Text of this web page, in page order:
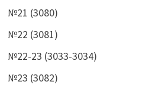
№21 (3080)
№22 (3081)
№22-23 (3033-3034)
№23 (3082)